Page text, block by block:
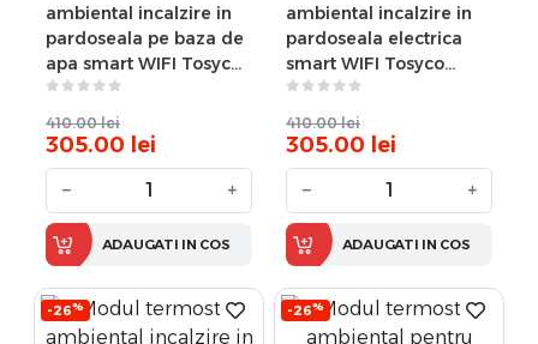
ambiental incalzire in
pardoseala pe baza de
apa smart WIFI Tosyco
compatibil cu Tuya,
Google Home, Amazon
Alexa
410.00 lei
305.00 lei
− +
ADAUGATI IN COS
ambiental incalzire in
pardoseala electrica
smart WIFI Tosyco
compatibil cu Tuya,
Google Home, Amazon
Alexa
410.00 lei
305.00 lei
− +
ADAUGATI IN COS
-26% -26%